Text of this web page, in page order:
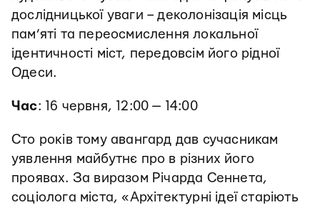
дослідницької уваги – деколонізація місць
пам’яті та переосмислення локальної
ідентичності міст, передовсім його рідної
Одеси.
Час: 16 червня, 12:00 — 14:00
Сто років тому авангард дав сучасникам
уявлення майбутнє про в різних його
проявах. За виразом Річарда Сеннета,
соціолога міста, «Архітектурні ідеї старіють